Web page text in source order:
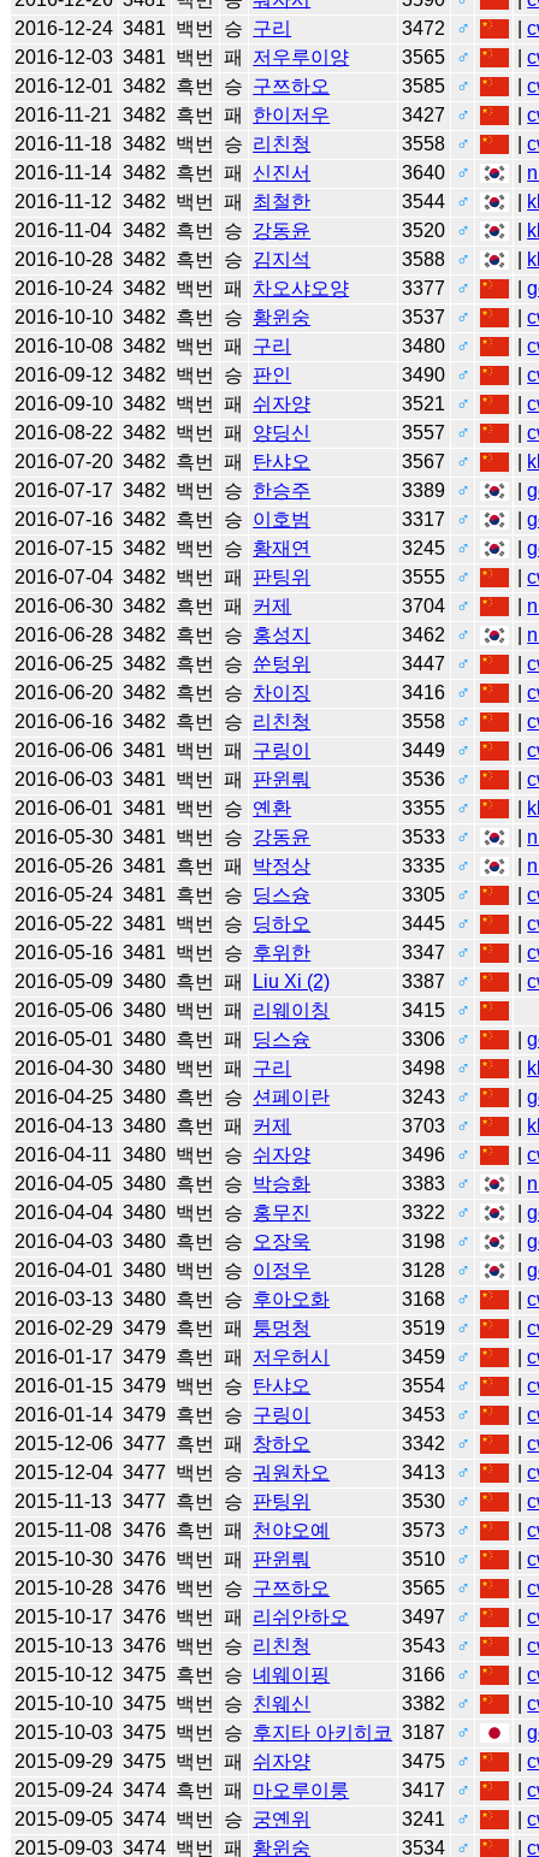
2016-12-24 3481 백번 승 구리 3472 ♂ |
2016-12-03 3481 백번 패 저우루이양 3565 ♂ |
2016-12-01 3482 흑번 승 구쯔하오 3585 ♂ |
2016-11-21 3482 흑번 패 한이저우 3427 ♂ |
2016-11-18 3482 백번 승 리친청 3558 ♂ |
2016-11-14 3482 흑번 패 신진서 3640 ♂
2016-11-12 3482 백번 패 최철한 3544 ♂
2016-11-04 3482 흑번 승 강동윤 3520 ♂
2016-10-28 3482 흑번 승 김지석 3588 ♂
2016-10-24 3482 백번 패 차오샤오양 3377 ♂ |
2016-10-10 3482 흑번 승 황윈숭 3537 ♂ |
2016-10-08 3482 백번 패 구리 3480 ♂ |
2016-09-12 3482 백번 승 판인 3490 ♂ |
2016-09-10 3482 백번 패 쉬자양 3521 ♂ |
2016-08-22 3482 백번 패 양딩신 3557 ♂ |
2016-07-20 3482 흑번 패 탄샤오 3567 ♂
2016-07-17 3482 백번 승 한승주 3389 ♂ |
2016-07-16 3482 흑번 승 이호범 3317 ♂ |
2016-07-15 3482 백번 승 황재연 3245 ♂ |
2016-07-04 3482 백번 패 판팅위 3555 ♂ |
2016-06-30 3482 흑번 패 커제 3704 ♂
2016-06-28 3482 흑번 승 홍성지 3462 ♂
2016-06-25 3482 흑번 승 쑨텅위 3447 ♂ |
2016-06-20 3482 흑번 승 차이징 3416 ♂ |
2016-06-16 3482 흑번 승 리친청 3558 ♂ |
2016-06-06 3481 백번 패 구링이 3449 ♂ |
2016-06-03 3481 백번 패 판윈뤄 3536 ♂ |
2016-06-01 3481 백번 승 옌환 3355 ♂
2016-05-30 3481 백번 승 강동윤 3533 ♂
2016-05-26 3481 흑번 패 박정상 3335 ♂
2016-05-24 3481 흑번 승 딩스슝 3305 ♂ |
2016-05-22 3481 백번 승 딩하오 3445 ♂ |
2016-05-16 3481 백번 승 후위한 3347 ♂ |
2016-05-09 3480 흑번 패 Liu Xi (2) 3387 ♂ |
2016-05-06 3480 백번 패 리웨이칭 3415
♂
2016-05-01 3480 흑번 패 딩스슝 3306 ♂ |
2016-04-30 3480 백번 패 구리 3498 ♂
2016-04-25 3480 흑번 승 션페이란 3243 ♂ |
2016-04-13 3480 흑번 패 커제 3703 ♂
2016-04-11 3480 백번 승 쉬자양 3496 ♂ |
2016-04-05 3480 흑번 승 박승화 3383 ♂
2016-04-04 3480 백번 승 홍무진 3322 ♂ |
2016-04-03 3480 흑번 승 오장욱 3198 ♂ |
2016-04-01 3480 백번 승 이정우 3128 ♂ |
2016-03-13 3480 흑번 승 후아오화 3168 ♂ |
2016-02-29 3479 흑번 패 퉁멍청 3519 ♂ |
2016-01-17 3479 흑번 패 저우허시 3459 ♂ |
2016-01-15 3479 백번 승 탄샤오 3554 ♂ |
2016-01-14 3479 흑번 승 구링이 3453 ♂ |
2015-12-06 3477 흑번 패 창하오 3342 ♂ |
2015-12-04 3477 백번 승 궈원차오 3413 ♂ |
2015-11-13 3477 흑번 승 판팅위 3530 ♂ |
2015-11-08 3476 흑번 패 천야오예 3573 ♂ |
2015-10-30 3476 백번 패 판윈뤄 3510 ♂ |
2015-10-28 3476 백번 승 구쯔하오 3565 ♂ |
2015-10-17 3476 백번 패 리쉬안하오 3497 ♂ |
2015-10-13 3476 백번 승 리친청 3543 ♂ |
2015-10-12 3475 흑번 승 녜웨이핑 3166 ♂ |
2015-10-10 3475 백번 승 친웨신 3382 ♂ |
2015-10-03 3475 백번 승 후지타 아키히코 3187 ♂ |
2015-09-29 3475 백번 패 쉬자양 3475 ♂ |
2015-09-24 3474 흑번 패 마오루이룽 3417 ♂ |
2015-09-05 3474 백번 승 궁옌위 3241 ♂ |
2015-09-03 3474 백번 패 황윈숭 3534 ♂ |